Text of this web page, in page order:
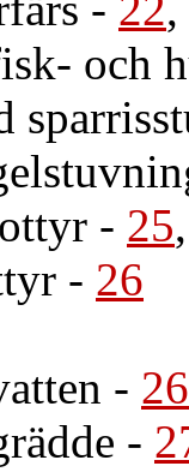
och
- 25
- 26
- 26
-